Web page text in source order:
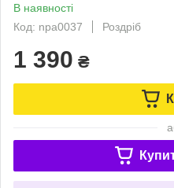
В наявності
Код: npa0037
Роздріб
1 390 ₴